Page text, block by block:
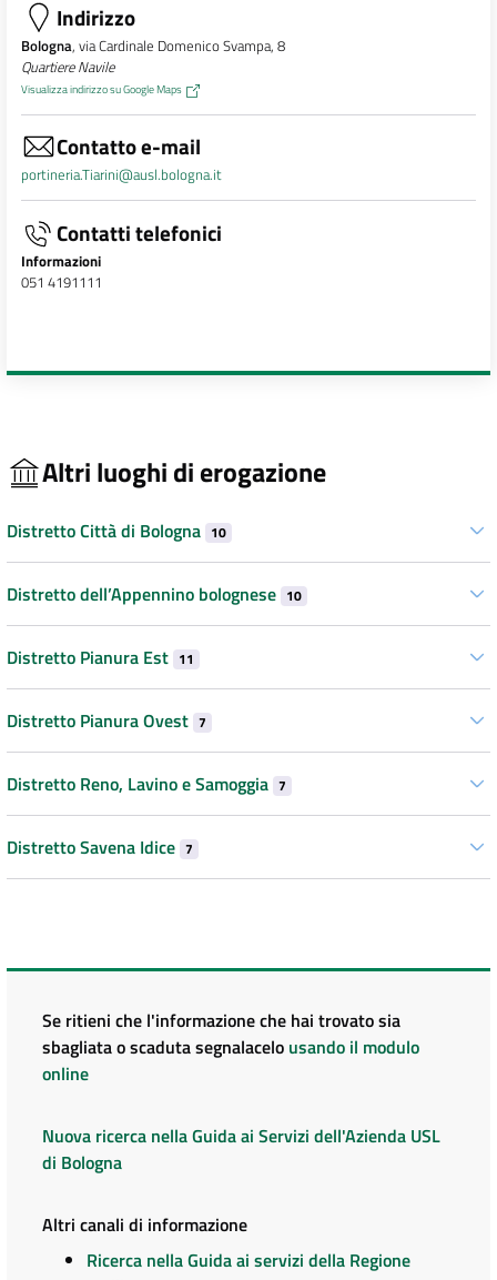
Indirizzo
Bologna, via Cardinale Domenico Svampa, 8
Quartiere Navile
Visualizza indirizzo su Google Maps
Contatto e-mail
portineria.Tiarini@ausl.bologna.it
Contatti telefonici
Informazioni
051 4191111
Altri luoghi di erogazione
Distretto Città di Bologna 10
Distretto dell’Appennino bolognese 10
Distretto Pianura Est 11
Distretto Pianura Ovest 7
Distretto Reno, Lavino e Samoggia 7
Distretto Savena Idice 7
Se ritieni che l'informazione che hai trovato sia
sbagliata o scaduta segnalacelo usando il modulo
online
Nuova ricerca nella Guida ai Servizi dell'Azienda USL
di Bologna
Altri canali di informazione
Ricerca nella Guida ai servizi della Regione